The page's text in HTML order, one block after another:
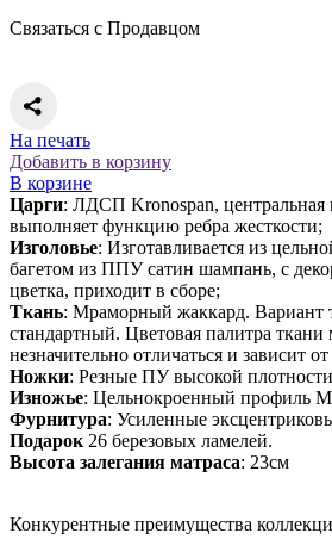
Связаться с Продавцом
На печать
Добавить в корзину
В корзине
Царги: ЛДСП Kronospan, центральная
выполняет функцию ребра жесткости;
Изголовье: Изготавливается из
багетом из ППУ сатин шампань, с
цветка, приходит в сборе;
Ткань: Мраморный жаккард. Вариант
стандартный. Цветовая палитра
незначительно отличаться и зависит
Ножки: Резные ПУ высокой
Изножье: Цельнокроенный профиль
Фурнитура: Усиленные
Подарок 26 березовых ламелей.
Высота залегания матраса: 23см
Конкурентные преимущества